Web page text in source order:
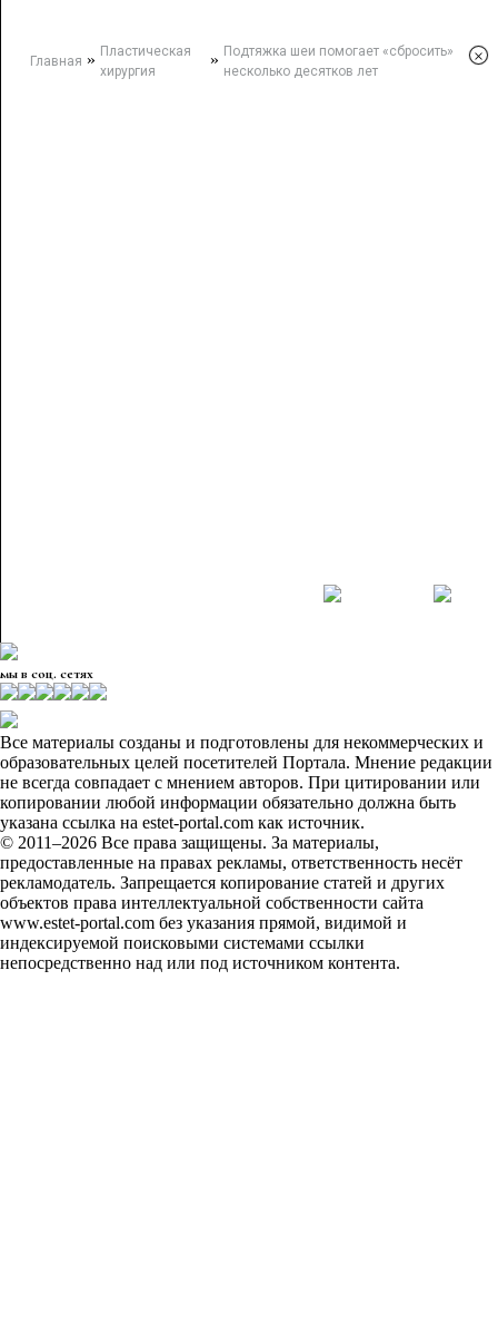
Главная » Пластическая
хирургия
» Подтяжка шеи помогает «сбросить»
несколько десятков лет
×
мы в соц. сетях
Все материалы созданы и подготовлены для некоммерческих и
образовательных целей посетителей Портала. Мнение редакции
не всегда совпадает с мнением авторов. При цитировании или
копировании любой информации обязательно должна быть
указана ссылка на estet-portal.com как источник.
© 2011–2026 Все права защищены. За материалы,
предоставленные на правах рекламы, ответственность несёт
рекламодатель. Запрещается копирование статей и других
объектов права интеллектуальной собственности сайта
www.estet-portal.com без указания прямой, видимой и
индексируемой поисковыми системами ссылки
непосредственно над или под источником контента.